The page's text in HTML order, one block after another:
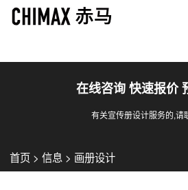
在线咨询 快速报价
有关宣传册设计服务的,请
首页 > 信息 > 画册设计